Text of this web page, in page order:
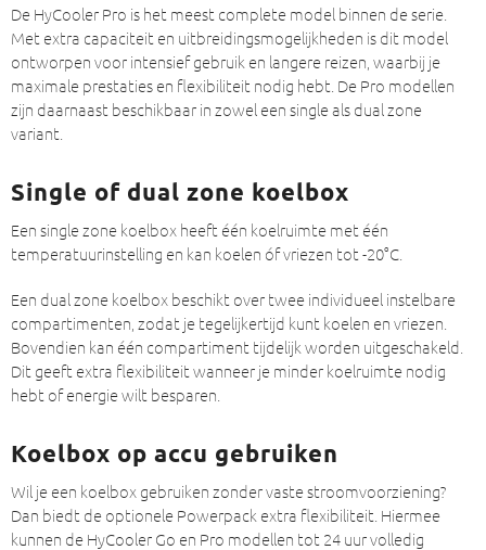
De HyCooler Pro is het meest complete model binnen de serie.
Met extra capaciteit en uitbreidingsmogelijkheden is dit model
ontworpen voor intensief gebruik en langere reizen, waarbij je
maximale prestaties en flexibiliteit nodig hebt. De Pro modellen
zijn daarnaast beschikbaar in zowel een single als dual zone
variant.
Single of dual zone koelbox
Een single zone koelbox heeft één koelruimte met één
temperatuurinstelling en kan koelen óf vriezen tot -20°C.
Een dual zone koelbox beschikt over twee individueel instelbare
compartimenten, zodat je tegelijkertijd kunt koelen en vriezen.
Bovendien kan één compartiment tijdelijk worden uitgeschakeld.
Dit geeft extra flexibiliteit wanneer je minder koelruimte nodig
hebt of energie wilt besparen.
Koelbox op accu gebruiken
Wil je een koelbox gebruiken zonder vaste stroomvoorziening?
Dan biedt de optionele Powerpack extra flexibiliteit. Hiermee
kunnen de HyCooler Go en Pro modellen tot 24 uur volledig